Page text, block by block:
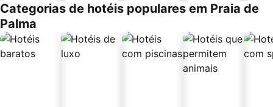
Categorias de hotéis populares em Praia de
Palma